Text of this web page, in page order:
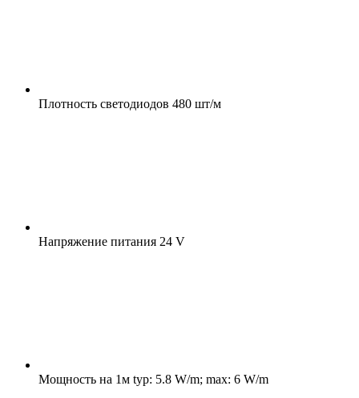
Плотность светодиодов 480 шт/м
Напряжение питания 24 V
Мощность на 1м typ: 5.8 W/m; max: 6 W/m